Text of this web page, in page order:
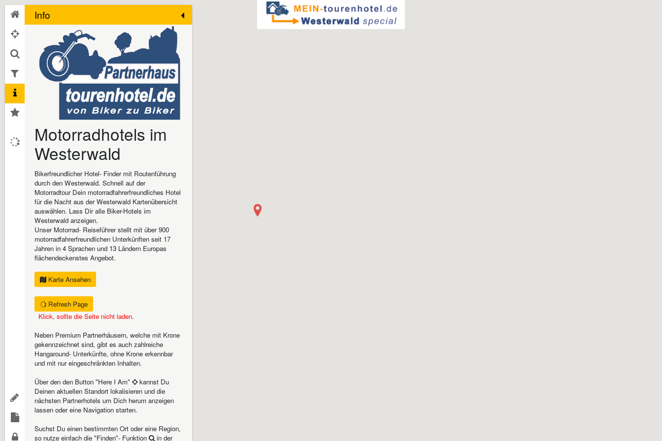
Info
Motorradhotels im
Westerwald
Bikerfreundlicher Hotel- Finder mit Routenführung
durch den Westerwald. Schnell auf der
Motorradtour Dein motorradfahrerfreundliches Hotel
für die Nacht aus der Westerwald Kartenübersicht
auswählen. Lass Dir alle Biker-Hotels im
Westerwald anzeigen.
Unser Motorrad- Reiseführer stellt mit über 900
motorradfahrerfreundlichen Unterkünften seit 17
Jahren in 4 Sprachen und 13 Ländern Europas
flächendeckenstes Angebot.
Karte Ansehen
Refresh Page
Klick, sollte die Seite nicht laden.
Neben Premium Partnerhäusern, welche mit Krone
gekennzeichnet sind, gibt es auch zahlreiche
Hangaround- Unterkünfte, ohne Krone erkennbar
und mit nur eingeschränkten Inhalten.
Über den den Button "Here I Am"
kannst Du
Deinen aktuellen Standort lokalisieren und die
nächsten Partnerhotels um Dich herum anzeigen
lassen oder eine Navigation starten.
Suchst Du einen bestimmten Ort oder eine Region,
so nutze einfach die "Finden"- Funktion
in der